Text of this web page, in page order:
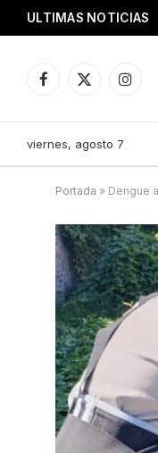
ULTIMAS NOTICIAS
Facebook
X
viernes, agosto 7
Portada » Dengue